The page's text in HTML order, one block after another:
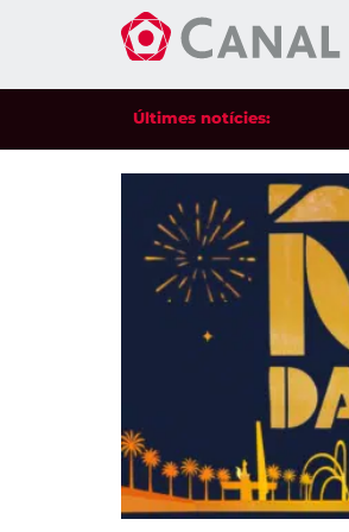
Últimes notícies: